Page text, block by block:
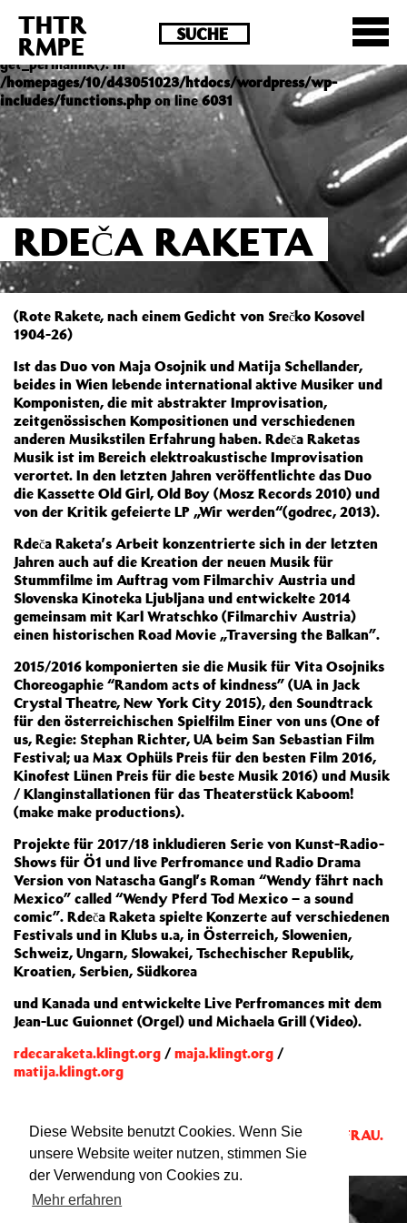
Diese Website benutzt Cookies. Wenn Sie
unsere Website weiter nutzen, stimmen Sie
der Verwendung von Cookies zu.
Mehr erfahren
Deprecated : Die Funktion post_permalink ist seit
Version 4.4.0 veraltet! Verwende stattdessen
get_permalink(). in
/homepages/10/d43051023/htdocs/wordpress/wp-
includes/functions.phpon line6031
THTR
RMPE
RDEČA RAKETA
(Rote Rakete, nach einem Gedicht von Srečko Kosovel
1904-26)
Ist das Duo von Maja Osojnik und Matija Schellander,
beides in Wien lebende international aktive Musiker und
Komponisten, die mit abstrakter Improvisation,
zeitgenössischen Kompositionen und verschiedenen
anderen Musikstilen Erfahrung haben. Rdeča Raketas
Musik ist im Bereich elektroakustische Improvisation
verortet. In den letzten Jahren veröffentlichte das Duo
die Kassette Old Girl, Old Boy (Mosz Records 2010) und
von der Kritik gefeierte LP „Wir werden“(godrec, 2013).
Rdeča Raketa’s Arbeit konzentrierte sich in der letzten
Jahren auch auf die Kreation der neuen Musik für
Stummfilme im Auftrag vom Filmarchiv Austria und
Slovenska Kinoteka Ljubljana und entwickelte 2014
gemeinsam mit Karl Wratschko (Filmarchiv Austria)
einen historischen Road Movie „Traversing the Balkan”.
2015/2016 komponierten sie die Musik für Vita Osojniks
Choreogaphie “Random acts of kindness” (UA in Jack
Crystal Theatre, New York City 2015), den Soundtrack
für den österreichischen Spielfilm Einer von uns (One of
us, Regie: Stephan Richter, UA beim San Sebastian Film
Festival; ua Max Ophüls Preis für den besten Film 2016,
Kinofest Lünen Preis für die beste Musik 2016) und Musik
/ Klanginstallationen für das Theaterstück Kaboom!
(make make productions).
Projekte für 2017/18 inkludieren Serie von Kunst-Radio-
Shows für Ö1 und live Perfromance und Radio Drama
Version von Natascha Gangl’s Roman “Wendy fährt nach
Mexico” called “Wendy Pferd Tod Mexico – a sound
comic”. Rdeča Raketa spielte Konzerte auf verschiedenen
Festivals und in Klubs u.a, in Österreich, Slowenien,
Schweiz, Ungarn, Slowakei, Tschechischer Republik,
Kroatien, Serbien, Südkorea
und Kanada und entwickelte Live Perfromances mit dem
Jean-Luc Guionnet (Orgel) und Michaela Grill (Video).
rdecaraketa.klingt.org /maja.klingt.org /
matija.klingt.org
Mitgewirkt bei:DIE REVANCHE DER SCHLANGENFRAU.
KLANGCOMIC FREI NACH UNICA ZÜRN